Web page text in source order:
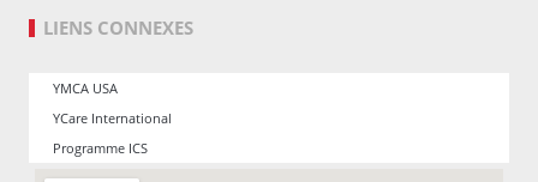
LIENS CONNEXES
YMCA USA
YCare International
Programme ICS